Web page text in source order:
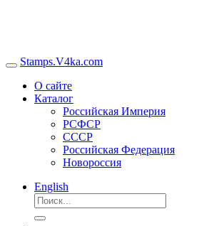
Stamps.V4ka.com
О сайте
Каталог
Российская Империя
РСФСР
СССР
Российская Федерация
Новороссия
English